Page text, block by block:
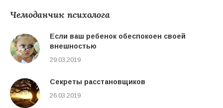
Чемоданчик психолога
Если ваш ребенок обеспокоен своей
внешностью
29.03.2019
Cекреты расстановщиков
26.03.2019